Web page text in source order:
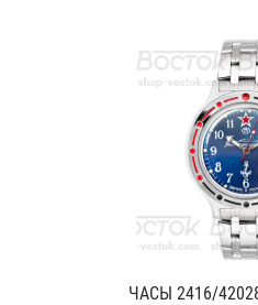
ЧАСЫ 2416/